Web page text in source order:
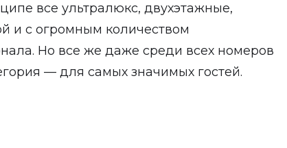
все ультралюкс, двухэтажные,
и с огромным количеством
Но все же даже среди всех номеров
— для самых значимых гостей.